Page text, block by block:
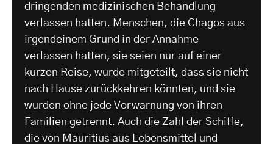
dringenden medizinischen Behandlung
verlassen hatten. Menschen, die Chagos aus
irgendeinem Grund in der Annahme
verlassen hatten, sie seien nur auf einer
kurzen Reise, wurde mitgeteilt, dass sie nicht
nach Hause zurückkehren könnten, und sie
wurden ohne jede Vorwarnung von ihren
Familien getrennt. Auch die Zahl der Schiffe,
die von Mauritius aus Lebensmittel und